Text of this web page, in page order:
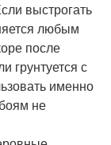
выстрогать
любым
после
грунтуется с
именно
не